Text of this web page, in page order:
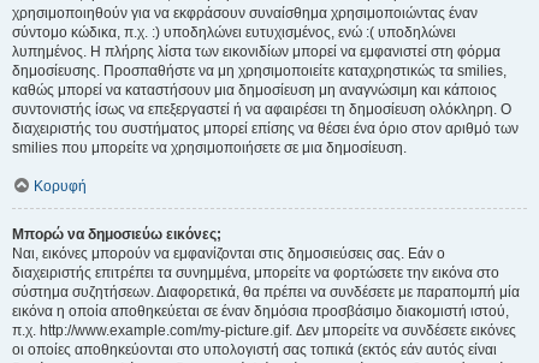
χρησιμοποιηθούν για να εκφράσουν συναίσθημα χρησιμοποιώντας έναν
σύντομο κώδικα, π.χ. :) υποδηλώνει ευτυχισμένος, ενώ :( υποδηλώνει
λυπημένος. Η πλήρης λίστα των εικονιδίων μπορεί να εμφανιστεί στη φόρμα
δημοσίευσης. Προσπαθήστε να μη χρησιμοποιείτε καταχρηστικώς τα smilies,
καθώς μπορεί να καταστήσουν μια δημοσίευση μη αναγνώσιμη και κάποιος
συντονιστής ίσως να επεξεργαστεί ή να αφαιρέσει τη δημοσίευση ολόκληρη. Ο
διαχειριστής του συστήματος μπορεί επίσης να θέσει ένα όριο στον αριθμό των
smilies που μπορείτε να χρησιμοποιήσετε σε μια δημοσίευση.
Κορυφή
Μπορώ να δημοσιεύω εικόνες;
Ναι, εικόνες μπορούν να εμφανίζονται στις δημοσιεύσεις σας. Εάν ο
διαχειριστής επιτρέπει τα συνημμένα, μπορείτε να φορτώσετε την εικόνα στο
σύστημα συζητήσεων. Διαφορετικά, θα πρέπει να συνδέσετε με παραπομπή μία
εικόνα η οποία αποθηκεύεται σε έναν δημόσια προσβάσιμο διακομιστή ιστού,
π.χ. http://www.example.com/my-picture.gif. Δεν μπορείτε να συνδέσετε εικόνες
οι οποίες αποθηκεύονται στο υπολογιστή σας τοπικά (εκτός εάν αυτός είναι